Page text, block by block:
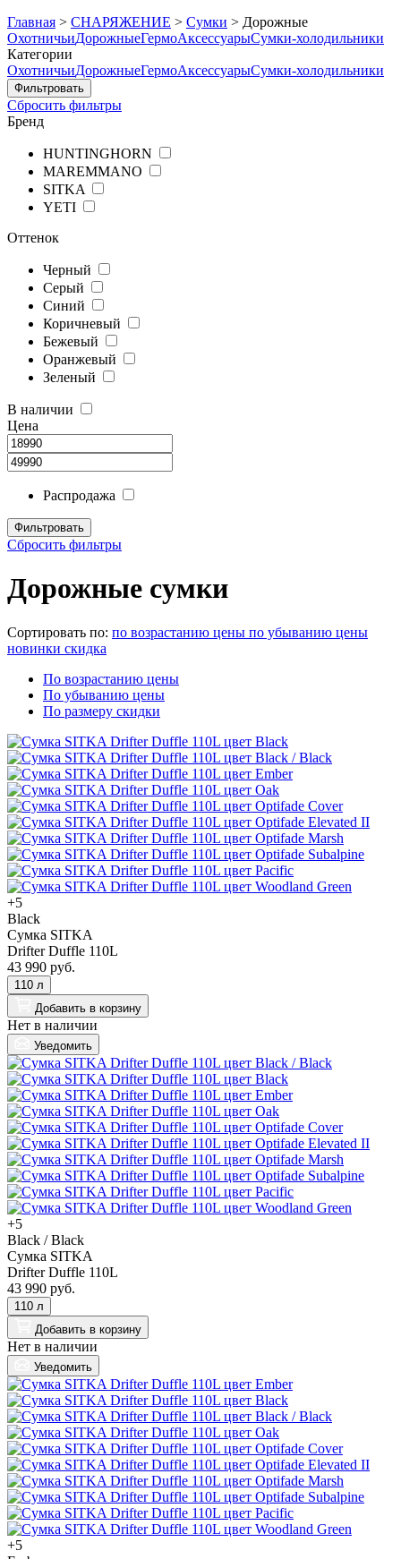
Главная > СНАРЯЖЕНИЕ > Сумки > Дорожные
ОхотничьиДорожныеГермоАксессуарыСумки-холодильники
Категории
ОхотничьиДорожныеГермоАксессуарыСумки-холодильники
Сбросить фильтры
Бренд
HUNTINGHORN
MAREMMANO
SITKA
YETI
Оттенок
Черный
Серый
Синий
Коричневый
Бежевый
Оранжевый
Зеленый
В наличии
Цена
Распродажа
Сбросить фильтры
Дорожные сумки
Сортировать по: по возрастанию цены по убыванию цены
новинки скидка
По возрастанию цены
По убыванию цены
По размеру скидки
+5
Black
Сумка SITKA
Drifter Duffle 110L
43 990 руб.
110 л
Добавить в корзину
Нет в наличии
Уведомить
+5
Black / Black
Сумка SITKA
Drifter Duffle 110L
43 990 руб.
110 л
Добавить в корзину
Нет в наличии
Уведомить
+5